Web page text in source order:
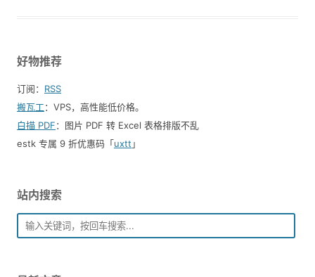
好物推荐
订阅： RSS
搬瓦工：VPS，高性能低价格。️
白描 PDF：图片 PDF 转 Excel 表格排版不乱
estk 专属 9 折优惠码「uxtt 」
站内搜索